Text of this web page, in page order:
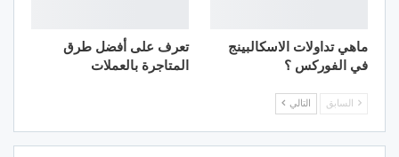
ماهي تداولات الاسكالبينج
في الفوركس ؟
تعرف على أفضل طرق
المتاجرة بالعملات
السابق التالي